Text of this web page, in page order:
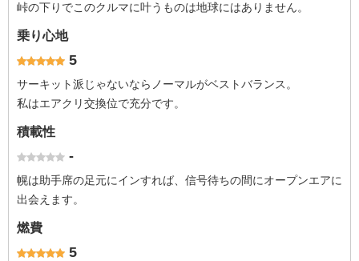
峠の下りでこのクルマに叶うものは地球にはありません。
乗り心地
5
サーキット派じゃないならノーマルがベストバランス。
私はエアクリ交換位で充分です。
積載性
-
幌は助手席の足元にインすれば、信号待ちの間にオープンエアに
出会えます。
燃費
5